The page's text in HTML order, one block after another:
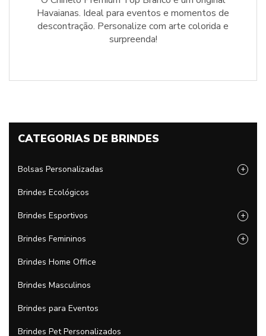
Havaianas. Ideal para eventos e momentos de
descontração. Personalize com arte colorida e
surpreenda!
CATEGORIAS DE BRINDES
Bolsas Personalizadas +
Brindes Ecológicos
Brindes Esportivos +
Brindes Femininos +
Brindes Home Office
Brindes Masculinos
Brindes para Eventos
Brindes Pet Personalizados